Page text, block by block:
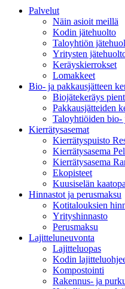
Palvelut
Näin asioit meillä
Kodin jätehuolto
Taloyhtiön
Yritysten
Keräyskierrokset
Lomakkeet
Bio- ja pakkausjätteen
Biojätekeräys
Pakkausjätteiden
Taloyhtiöiden bio-
Kierrätysasemat
Kierrätyspuisto
Kierrätysasema
Kierrätysasema
Ekopisteet
Kuusiselän
Hinnastot ja perusmaksu
Kotitalouksien
Yrityshinnasto
Perusmaksu
Lajitteluneuvonta
Lajitteluopas
Kodin
Kompostointi
Rakennus- ja